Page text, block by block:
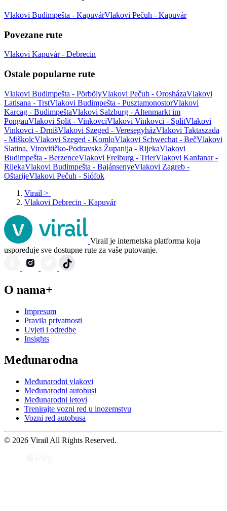
Vlakovi Budimpešta - KapuvárVlakovi Pečuh - Kapuvár
Povezane rute
Vlakovi Kapuvár - Debrecin
Ostale popularne rute
Vlakovi Budimpešta - PörbölyVlakovi Pečuh - OrosházaVlakovi
Latisana - TrstVlakovi Budimpešta - PusztamonostorVlakovi
Karcag - BudimpeštaVlakovi Salzburg - Altenmarkt im
PongauVlakovi Split - VinkovciVlakovi Vinkovci - SplitVlakovi
Vinkovci - DrnišVlakovi Szeged - VeresegyházVlakovi Taktaszada
- MiškolcVlakovi Szeged - KomloVlakovi Schwechat - BečVlakovi
Slatina, Virovitičko-Podravska Županija - RijekaVlakovi
Budimpešta - BerzenceVlakovi Freiburg - TrierVlakovi Kanfanar -
RijekaVlakovi Budimpešta - BajánsenyeVlakovi Zagreb -
OštarijeVlakovi Pečuh - Siófok
Virail >
Vlakovi Debrecin - Kapuvár
Virail je internetska platforma koja
uspoređuje sve dostupne rute za vaše putovanje.
O nama+
Impresum
Pravila privatnosti
Uvjeti i odredbe
Insights
Međunarodna
Međunarodni vlakovi
Međunarodni autobusi
Međunarodni letovi
Trenirajte vozni red u inozemstvu
Vozni red autobusa
© 2026 Virail All Rights Reserved.